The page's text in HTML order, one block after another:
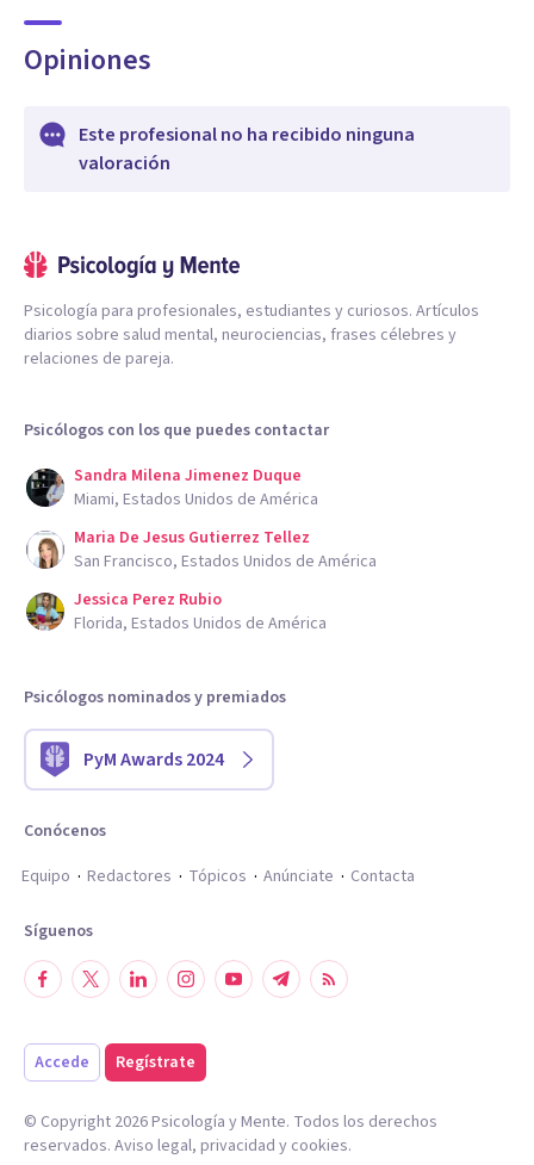
Opiniones
Este profesional no ha recibido ninguna
valoración
Psicología para profesionales, estudiantes y curiosos. Artículos
diarios sobre salud mental, neurociencias, frases célebres y
relaciones de pareja.
Psicólogos con los que puedes contactar
Sandra Milena Jimenez Duque
Miami, Estados Unidos de América
Maria De Jesus Gutierrez Tellez
San Francisco, Estados Unidos de América
Jessica Perez Rubio
Florida, Estados Unidos de América
Psicólogos nominados y premiados
PyM Awards 2024
Conócenos
Equipo
Redactores Tópicos Anúnciate Contacta
Síguenos
Accede Regístrate
© Copyright 2026Psicología y Mente. Todos los derechos
reservados. Aviso legal, privacidad y cookies.